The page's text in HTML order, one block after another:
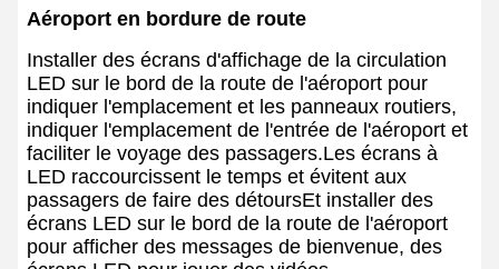
Aéroport en bordure de route
Installer des écrans d'affichage de la circulation
LED sur le bord de la route de l'aéroport pour
indiquer l'emplacement et les panneaux routiers,
indiquer l'emplacement de l'entrée de l'aéroport et
faciliter le voyage des passagers.Les écrans à
LED raccourcissent le temps et évitent aux
passagers de faire des détoursEt installer des
écrans LED sur le bord de la route de l'aéroport
pour afficher des messages de bienvenue, des